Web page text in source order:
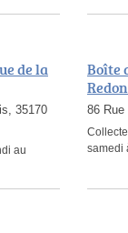
de la
35170
au
Boîte
Redon
86 Rue
samedi